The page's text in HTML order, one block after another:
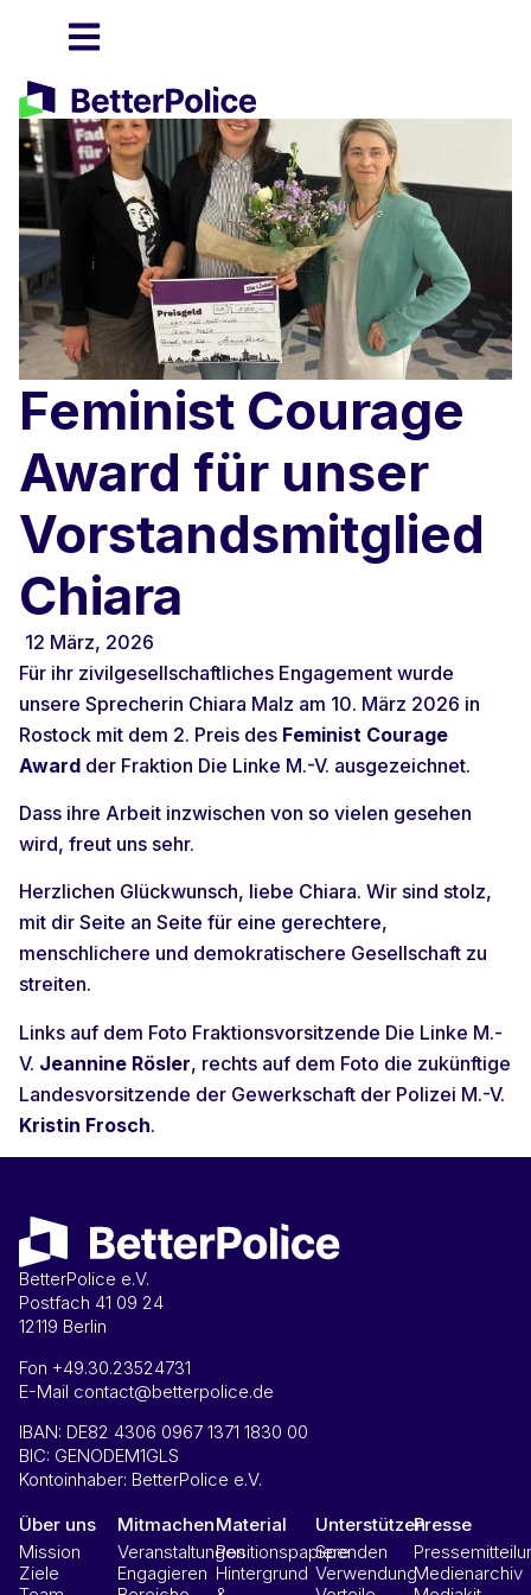
Feminist Courage
Award für unser
Vorstandsmitglied
Chiara
12 März, 2026
Für ihr zivilgesellschaftliches Engagement wurde
unsere Sprecherin Chiara Malz am 10. März 2026 in
Rostock mit dem 2. Preis des Feminist Courage
Award der Fraktion Die Linke M.-V. ausgezeichnet.
Dass ihre Arbeit inzwischen von so vielen gesehen
wird, freut uns sehr.
Herzlichen Glückwunsch, liebe Chiara. Wir sind stolz,
mit dir Seite an Seite für eine gerechtere,
menschlichere und demokratischere Gesellschaft zu
streiten.
Links auf dem Foto Fraktionsvorsitzende Die Linke M.-
V. Jeannine Rösler, rechts auf dem Foto die zukünftige
Landesvorsitzende der Gewerkschaft der Polizei M.-V.
Kristin Frosch.
BetterPolice e.V.
Postfach 41 09 24
12119 Berlin
Fon +49.30.23524731
E-Mail contact@betterpolice.de
IBAN: DE82 4306 0967 1371 1830 00
BIC: GENODEM1GLS
Kontoinhaber: BetterPolice e.V.
Über uns
Mission
Ziele
Mitmachen
Veranstaltungen
Engagieren
Material
Positionspapiere
Hintergrund
Unterstützen
Spenden
Verwendung
Presse
Medienarchiv